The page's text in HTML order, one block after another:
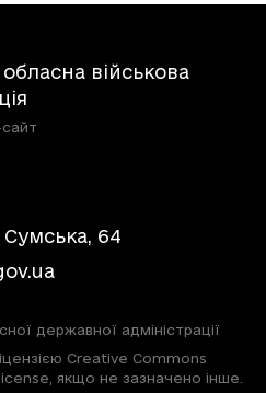
військова
Сумська, 64
державної адміністрації
Creative Commons
якщо не зазначено інше.